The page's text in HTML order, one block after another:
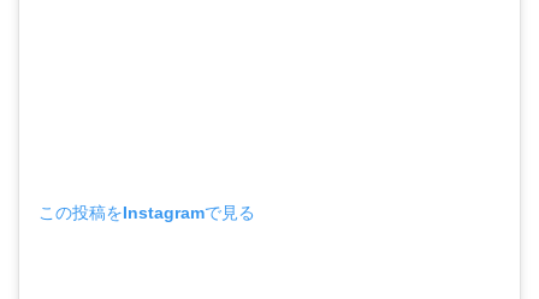
この投稿をInstagramで見る